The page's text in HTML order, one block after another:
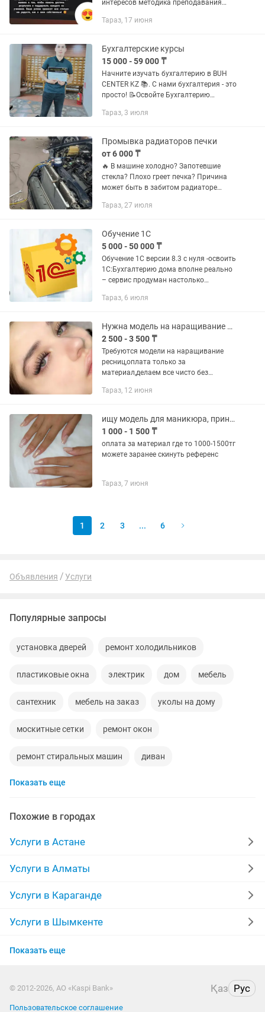
интересов методика преподавания
Авторская методика преподавания
по подготовке к...
Тараз, 17 июня
Бухгалтерские курсы
15 000 - 59 000 ₸
Начните изучать бухгалтерию в BUH
CENTER KZ 📚. С нами бухгалтерия - это
просто! 📝Освойте Бухгалтерию
от А до Я 📋План курса - на фото Во
Тараз, 3 июля
Промывка радиаторов печки
от 6 000 ₸
🔥 В машине холодно? Запотевшие
стекла? Плохо греет печка? Причина
может быть в забитом радиаторе
печки без снятия — быстро, безопасно
тепло...
Тараз, 27 июля
Обучение 1С
5 000 - 50 000 ₸
Обучение 1С версии 8.3 с нуля -освоить
1С:Бухгалтерию дома вполне реально
– сервис продуман настолько
современный человек. Не откладывай
Тараз, 6 июля
Нужна модель на наращивание ресниц
2 500 - 3 500 ₸
Требуются модели на наращивание
ресниц,оплата только за
материал,делаем все чисто без
для разнообразий ресниц
Тараз, 12 июня
ищу модель для маникюра, принимаю на дом
1 000 - 1 500 ₸
оплата за материал где то 1000-1500тг
можете заранее скинуть референс
Тараз, 7 июня
1 2 3 ... 6
Объявления Услуги
Популярные запросы
установка дверей ремонт холодильников
пластиковые окна электрик дом мебель
сантехник мебель на заказ уколы на дому
москитные сетки ремонт окон
ремонт стиральных машин диван
реставрация мебели
компьютер квартира
материнская плата
перетяжка мебели
установка замков
сварочные работы
Показать еще
Похожие в городах
Услуги в Астане
Услуги в Алматы
Услуги в Караганде
Услуги в Шымкенте
Услуги в Усть-Каменогорске
Услуги в Костанае
Показать еще
© 2012-2026, АО «Kaspi Bank» Қаз Рус
Пользовательское соглашение